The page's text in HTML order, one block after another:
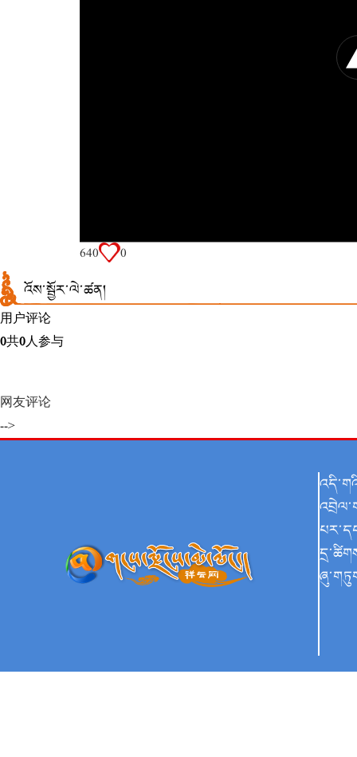
640
0
འོས་སྦྱོར་ལེ་ཚན།
用户评论
0共0人参与
网友评论
-->